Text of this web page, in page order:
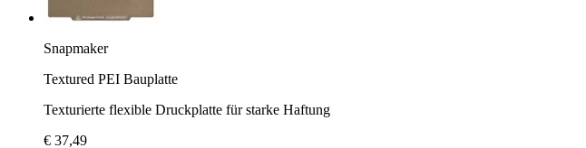
Snapmaker
Textured PEI Bauplatte
Texturierte flexible Druckplatte für starke Haftung
€ 37,49